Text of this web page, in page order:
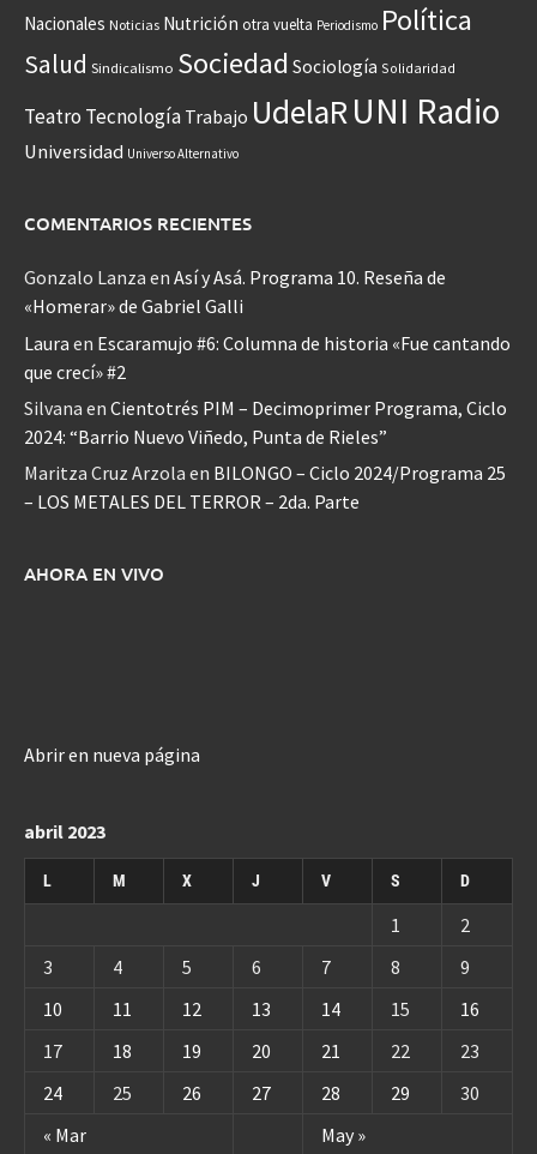
Nacionales Noticias Nutrición otra vuelta Periodismo Política
Salud Sindicalismo Sociedad Sociología Solidaridad
Teatro Tecnología Trabajo UdelaRUNI Radio
Universidad Universo Alternativo
COMENTARIOS RECIENTES
Gonzalo Lanza en Así y Asá. Programa 10. Reseña de
«Homerar» de Gabriel Galli
Laura en Escaramujo #6: Columna de historia «Fue cantando
que crecí» #2
Silvana en Cientotrés PIM – Decimoprimer Programa, Ciclo
2024: “Barrio Nuevo Viñedo, Punta de Rieles”
Maritza Cruz Arzola en BILONGO – Ciclo 2024/Programa 25
– LOS METALES DEL TERROR – 2da. Parte
AHORA EN VIVO
Abrir en nueva página
abril 2023
L M X J V S D
« Mar May »
1
2
3
4 5 6 7 8
9
10
11 12 13 14 15
16
17
18 19 20 21 22
23
24
25 26 27 28 29 30